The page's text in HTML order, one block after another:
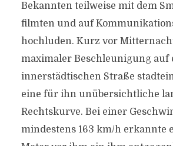
Bekannten teilweise mit dem
filmten und auf
hochluden. Kurz vor
maximaler Beschleunigung auf
innerstädtischen Straße
eine für ihn unübersichtliche
Rechtskurve. Bei einer
mindestens 163 km/h erkannte